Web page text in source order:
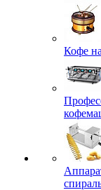
Кофе